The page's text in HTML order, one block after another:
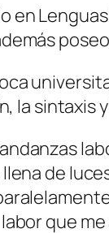
en
la sintaxis
de
que